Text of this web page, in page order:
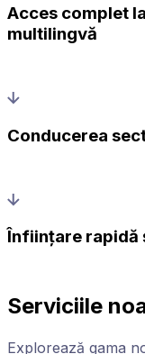
Acces complet
multilingvă
Conducerea
Înființare rapidă
Serviciile
Explorează gama